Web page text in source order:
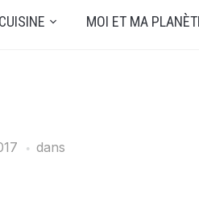
MOI ET MA
dans